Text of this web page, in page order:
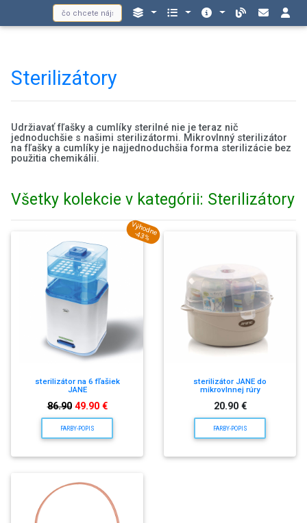
Sterilizátory
Udržiavať fľašky a cumlíky sterilné nie je teraz nič
jednoduchšie s našimi sterilizátormi. Mikrovlnný sterilizátor
na fľašky a cumlíky je najjednoduchšia forma sterilizácie bez
použitia chemikálii.
Všetky kolekcie v kategórii: Sterilizátory
sterilizátor na 6 fľašiek
JANE
86.90 49.90 €
FARBY-POPIS
Výhodne
-43%
sterilizátor JANE do
mikrovlnnej rúry
20.90 €
FARBY-POPIS